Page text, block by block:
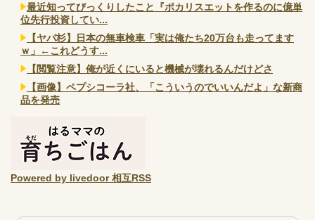
最近知ってびっくりしたこと『ポカリスエットを作るのに億単
位先行投資してい...
【ヤバ杉】日本の無車検車「実は俺たち20万台も走ってます
ｗ」←これどうす...
【閲覧注意】俺が近くにいると機械が壊れるんだけどさ
【画像】ペプシコーラ社、「こういうのでいいんだよ」な新商
品を発売
Powered by livedoor 相互RSS